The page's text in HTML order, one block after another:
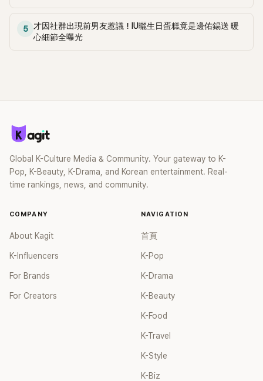
5
才因社群出現前男友惹議！IU曬生日蛋糕竟是邊佑錫送 暖
心細節全曝光
Global K-Culture Media & Community. Your gateway to K-
Pop, K-Beauty, K-Drama, and Korean entertainment. Real-
time rankings, news, and community.
COMPANY
About Kagit
K-Influencers
For Brands
For Creators
NAVIGATION
首頁
K-Pop
K-Drama
K-Beauty
K-Food
K-Travel
K-Style
K-Biz